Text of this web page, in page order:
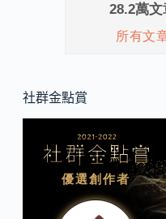
社群金點賞